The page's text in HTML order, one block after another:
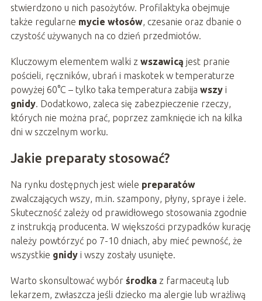
stwierdzono u nich pasożytów. Profilaktyka obejmuje
także regularne mycie włosów, czesanie oraz dbanie o
czystość używanych na co dzień przedmiotów.
Kluczowym elementem walki z wszawicą jest pranie
pościeli, ręczników, ubrań i maskotek w temperaturze
powyżej 60°C – tylko taka temperatura zabija wszyi
gnidy. Dodatkowo, zaleca się zabezpieczenie rzeczy,
których nie można prać, poprzez zamknięcie ich na kilka
dni w szczelnym worku.
Jakie preparaty stosować?
Na rynku dostępnych jest wiele preparatów
zwalczających wszy, m.in. szampony, płyny, spraye i żele.
Skuteczność zależy od prawidłowego stosowania zgodnie
z instrukcją producenta. W większości przypadków kurację
należy powtórzyć po 7-10 dniach, aby mieć pewność, że
wszystkie gnidyi wszy zostały usunięte.
Warto skonsultować wybór środkaz farmaceutą lub
lekarzem, zwłaszcza jeśli dziecko ma alergie lub wrażliwą